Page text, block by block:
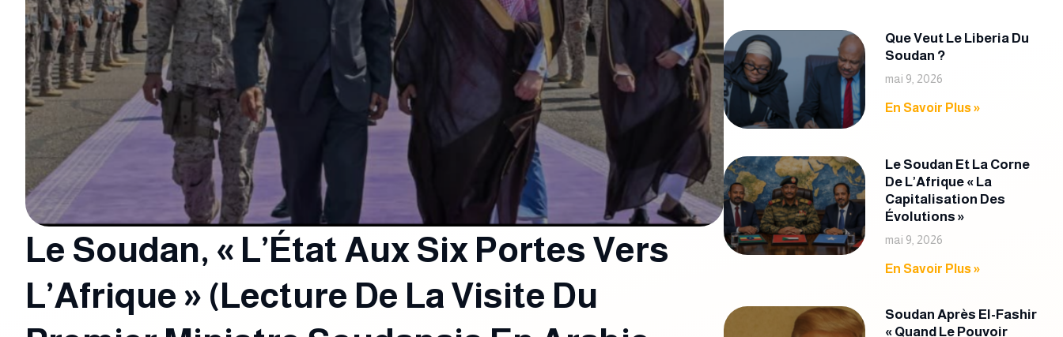
Le Soudan, « L’État Aux Six Portes Vers
L’Afrique » (Lecture De La Visite Du
Que Veut Le Liberia Du
Soudan ?
mai 9, 2026
En Savoir Plus »
Le Soudan Et La Corne‭
‬de L’Afrique‭ « ‬la
Capitalisation Des
Évolutions‭ »‬
mai 9, 2026
En Savoir Plus »
Soudan Après El-Fashir
« Quand Le Pouvoir